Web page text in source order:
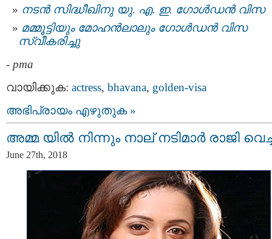
നടന്‍ സിദ്ധീഖിനു യു. എ. ഇ. ഗോള്‍ഡന്‍ വിസ
മമ്മൂട്ടിയും മോഹൻലാലും ഗോൾഡൻ വിസ
സ്വീകരിച്ചു
- pma
വായിക്കുക: actress, bhavana, golden-visa
അഭിപ്രായം എഴുതുക »
അമ്മ യില്‍ നിന്നും നാല് നടിമാര്‍ രാജി
June 27th, 2018